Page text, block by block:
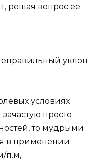
решая вопрос ее
уклон
условиях
просто
то мудрыми
в применении
п.м,